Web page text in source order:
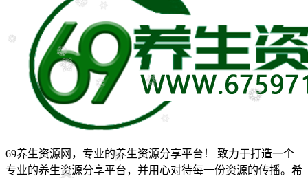
69养生资源网，专业的养生资源分享平台！ 致力于打造一个
专业的养生资源分享平台，并用心对待每一份资源的传播。希